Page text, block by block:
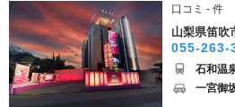
口コミ - 件
山梨県笛吹
055-263-
石和温
一宮御